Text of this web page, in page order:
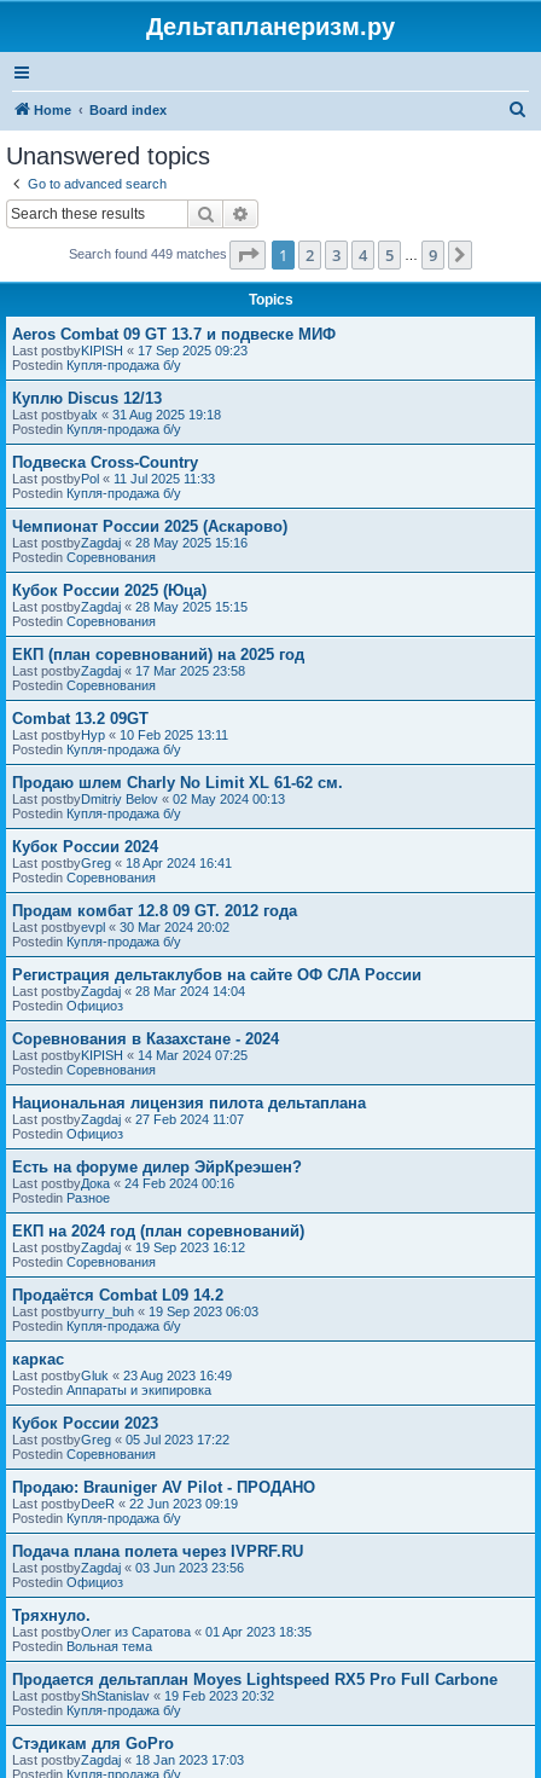
Дельтапланеризм.ру
Home Board index
Unanswered topics
Go to advanced search
Search
Search found 449 matches Page 1of 9
1 2 3 4 5 9
Topics
Aeros Combat 09 GT 13.7 и подвеске МИФ
Last postbyKIPISH « 17 Sep 2025 09:23
Postedin Купля-продажа б/у
Куплю Discus 12/13
Last postbyalx « 31 Aug 2025 19:18
Postedin Купля-продажа б/у
Подвеска Cross-Country
Last postbyPol « 11 Jul 2025 11:33
Postedin Купля-продажа б/у
Чемпионат России 2025 (Аскарово)
Last postbyZagdaj « 28 May 2025 15:16
Postedin Соревнования
Кубок России 2025 (Юца)
Last postbyZagdaj « 28 May 2025 15:15
Postedin Соревнования
ЕКП (план соревнований) на 2025 год
Last postbyZagdaj « 17 Mar 2025 23:58
Postedin Соревнования
Combat 13.2 09GT
Last postbyНур « 10 Feb 2025 13:11
Postedin Купля-продажа б/у
Продаю шлем Charly No Limit XL 61-62 см.
Last postbyDmitriy Belov « 02 May 2024 00:13
Postedin Купля-продажа б/у
Кубок России 2024
Last postbyGreg « 18 Apr 2024 16:41
Postedin Соревнования
Продам комбат 12.8 09 GT. 2012 года
Last postbyevpl « 30 Mar 2024 20:02
Postedin Купля-продажа б/у
Регистрация дельтаклубов на сайте ОФ СЛА России
Last postbyZagdaj « 28 Mar 2024 14:04
Postedin Официоз
Соревнования в Казахстане - 2024
Last postbyKIPISH « 14 Mar 2024 07:25
Postedin Соревнования
Национальная лицензия пилота дельтаплана
Last postbyZagdaj « 27 Feb 2024 11:07
Postedin Официоз
Есть на форуме дилер ЭйрКреэшен?
Last postbyДока « 24 Feb 2024 00:16
Postedin Разное
ЕКП на 2024 год (план соревнований)
Last postbyZagdaj « 19 Sep 2023 16:12
Postedin Соревнования
Продаётся Combat L09 14.2
Last postbyurry_buh « 19 Sep 2023 06:03
Postedin Купля-продажа б/у
каркас
Last postbyGluk « 23 Aug 2023 16:49
Postedin Аппараты и экипировка
Кубок России 2023
Last postbyGreg « 05 Jul 2023 17:22
Postedin Соревнования
Продаю: Brauniger AV Pilot - ПРОДАНО
Last postbyDeeR « 22 Jun 2023 09:19
Postedin Купля-продажа б/у
Подача плана полета через IVPRF.RU
Last postbyZagdaj « 03 Jun 2023 23:56
Postedin Официоз
Тряхнуло.
Last postbyОлег из Саратова « 01 Apr 2023 18:35
Postedin Вольная тема
Продается дельтаплан Moyes Lightspeed RX5 Pro Full Carbone
Last postbyShStanislav « 19 Feb 2023 20:32
Postedin Купля-продажа б/у
Стэдикам для GoPro
Last postbyZagdaj « 18 Jan 2023 17:03
Postedin Купля-продажа б/у